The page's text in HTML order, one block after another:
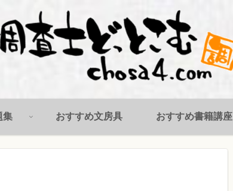
集 おすすめ文房具 おすすめ書籍講座